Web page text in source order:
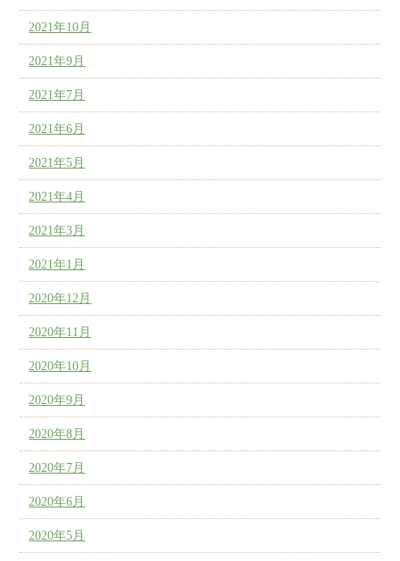
2021年10月
2021年9月
2021年7月
2021年6月
2021年5月
2021年4月
2021年3月
2021年1月
2020年12月
2020年11月
2020年10月
2020年9月
2020年8月
2020年7月
2020年6月
2020年5月